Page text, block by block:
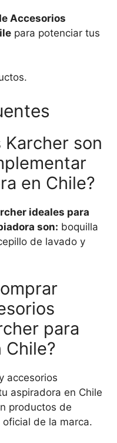
Accesorios
para potenciar tus
Karcher son
en Chile?
ideales para
son: boquilla
de lavado y
para
Chile?
accesorios
aspiradora en Chile
productos de
de la marca.